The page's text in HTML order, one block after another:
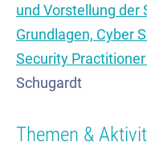
und Vorstellung der
Grundlagen, Cyber
Security Practitioner
Schugardt
Themen &